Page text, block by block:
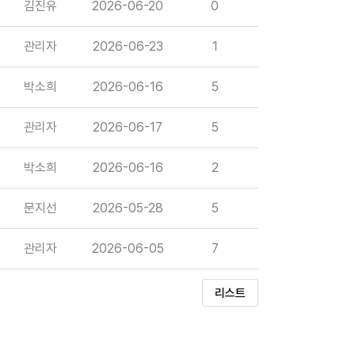
김진유 2026-06-20 0
관리자 2026-06-23 1
박소희 2026-06-16 5
관리자 2026-06-17 5
박소희 2026-06-16 2
문지선 2026-05-28 5
관리자 2026-06-05 7
리스트